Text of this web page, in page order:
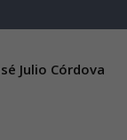
Julio Córdova